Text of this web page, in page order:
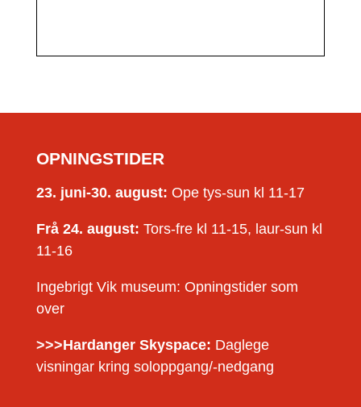
OPNINGSTIDER
23. juni-30. august: Ope tys-sun kl 11-17
Frå 24. august: Tors-fre kl 11-15, laur-sun kl
11-16
Ingebrigt Vik museum: Opningstider som
over
>>>Hardanger Skyspace: Daglege
visningar kring soloppgang/-nedgang